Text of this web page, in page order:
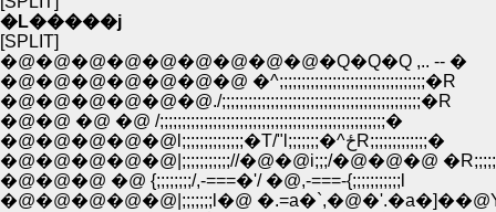
�L�����j
[SPLIT]
�@�@�@�@�@�@�@�@�@�Q�Q�Q ,.. -- �
�@�@�@�@�@�@�@ �^;;;;;;;;;;;;;;;;;;;;;;;;;;;;;;;;;�R
�@�@�@�@�@�@./;;;;;;;;;;;;;;;;;;;;;;;;;;;;;;;;;;;;;;;;;;;;;�R
�@�@ �@ �@ /;;;;;;;;;;;;;;;;;;;;;;;;;;;;;;;;;;;;;;;;;;;;;;;;;;;�
�@�@�@�@�@l;;;;;;;;;;;;;;�T/"l;;;;;;;�^ځR;;;;;;;;;;;;;�
�@�@�@�@�@|;;;;;;;;;;;//�@�@i;;;/�@�@�@
�@�@�@ �@ {;;;;;;;;/,-===�'/ �@,-===-{;;;;;;;;;;;l
�@�@�@�@�@|;;;;;;;l�@